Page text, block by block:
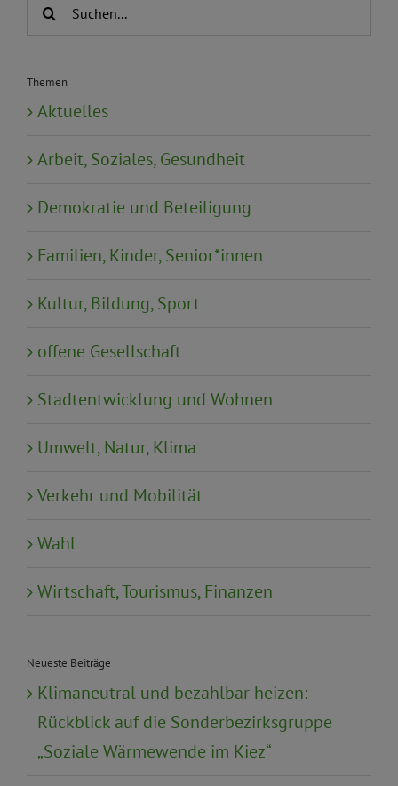
Suche
Themen
Aktuelles
Arbeit, Soziales, Gesundheit
Demokratie und Beteiligung
Familien, Kinder, Senior*innen
Kultur, Bildung, Sport
offene Gesellschaft
Stadtentwicklung und Wohnen
Umwelt, Natur, Klima
Verkehr und Mobilität
Wahl
Wirtschaft, Tourismus, Finanzen
Neueste Beiträge
Klimaneutral und bezahlbar heizen:
Rückblick auf die Sonderbezirksgruppe
„Soziale Wärmewende im Kiez“